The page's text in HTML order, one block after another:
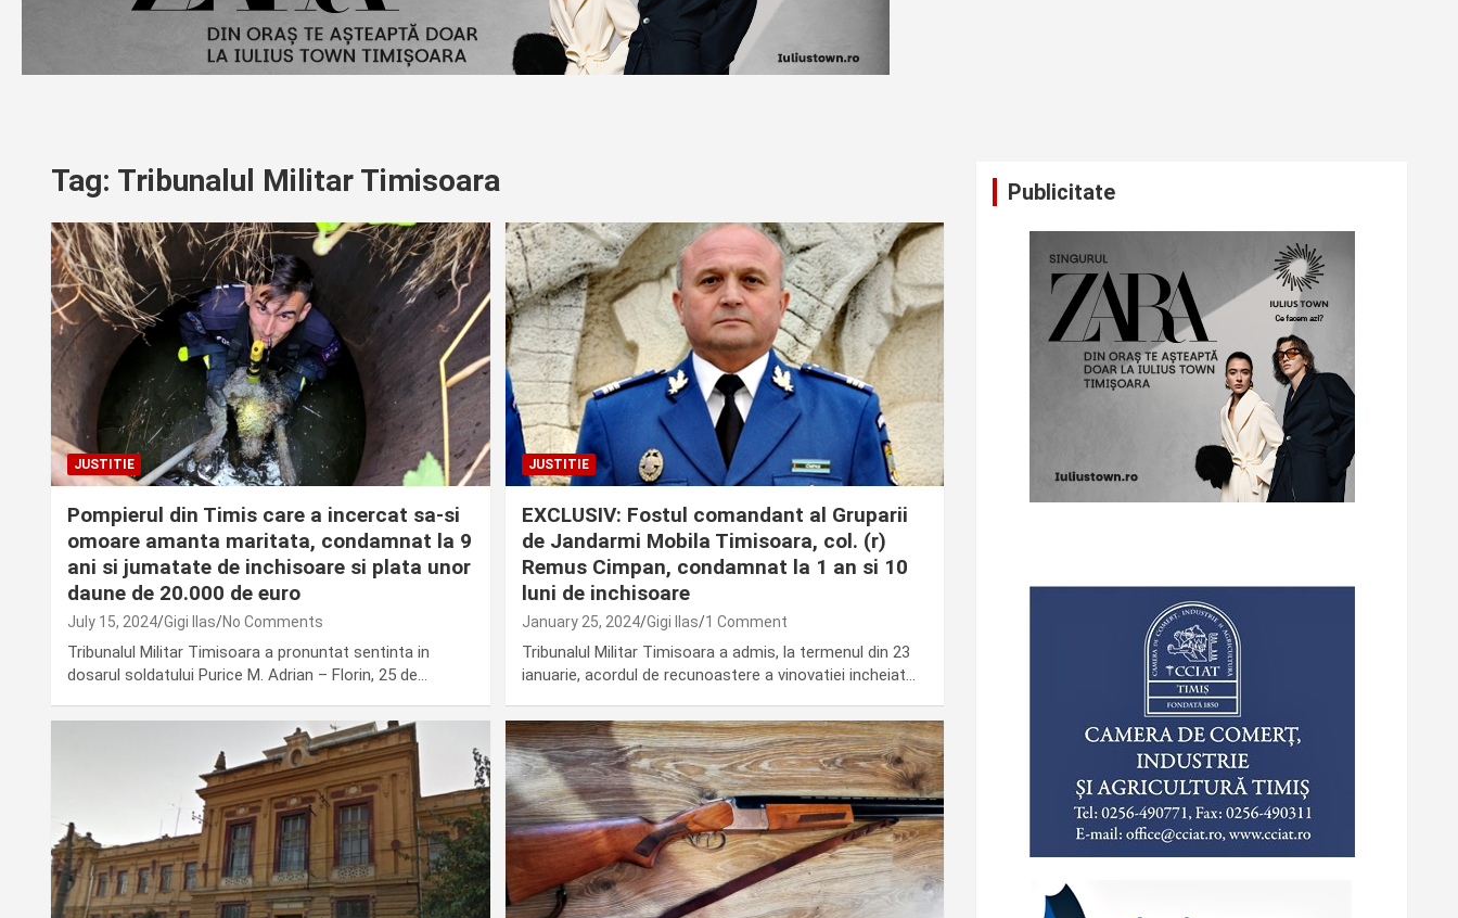
Tag: Tribunalul Militar Timisoara
JUSTITIE
Pompierul din Timis care a incercat sa-si
omoare amanta maritata, condamnat la 9
ani si jumatate de inchisoare si plata unor
daune de 20.000 de euro
July 15, 2024 Gigi Ilas No Comments
Tribunalul Militar Timisoara a pronuntat sentinta in
dosarul soldatului Purice M. Adrian – Florin, 25 de…
JUSTITIE
EXCLUSIV: Fostul comandant al Gruparii
de Jandarmi Mobila Timisoara, col. (r)
Remus Cimpan, condamnat la 1 an si 10
luni de inchisoare
January 25, 2024 Gigi Ilas 1 Comment
Tribunalul Militar Timisoara a admis, la termenul din 23
ianuarie, acordul de recunoastere a vinovatiei incheiat…
Publicitate